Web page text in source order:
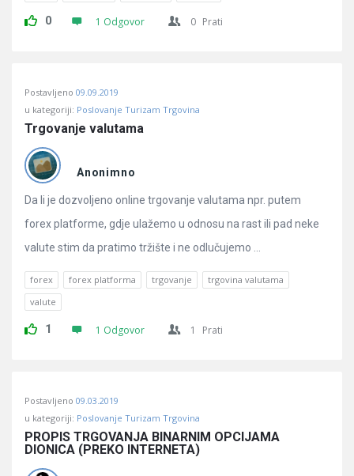
0 1 Odgovor 0 Prati
Postavljeno 09.09.2019
u kategoriji: Poslovanje Turizam Trgovina
Trgovanje valutama
Anonimno
Da li je dozvoljeno online trgovanje valutama npr. putem
forex platforme, gdje ulažemo u odnosu na rast ili pad neke
valute stim da pratimo tržište i ne odlučujemo ...
forex forex platforma trgovanje
trgovina valutama
valute
1 1 Odgovor 1 Prati
Postavljeno 09.03.2019
u kategoriji: Poslovanje Turizam Trgovina
PROPIS TRGOVANJA BINARNIM OPCIJAMA
DIONICA (PREKO INTERNETA)